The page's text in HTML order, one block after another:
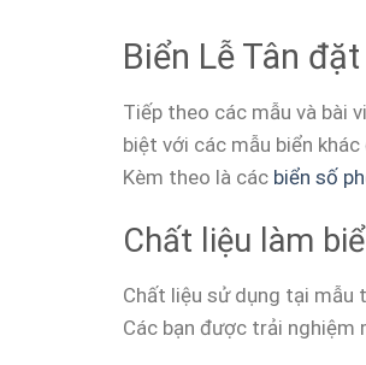
Biển Lễ Tân
Tiếp theo các mẫu và bài
biệt với các mẫu biển
Kèm theo là các biển số
Chất liệu làm
Chất liệu sử dụng tại mẫu
Các bạn được trải nghiệm